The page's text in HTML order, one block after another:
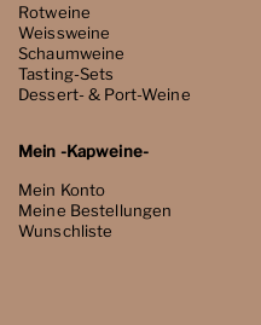
Rotweine
Weissweine
Schaumweine
Tasting-Sets
Dessert- & Port-Weine
Mein -Kapweine-
Mein Konto
Meine Bestellungen
Wunschliste